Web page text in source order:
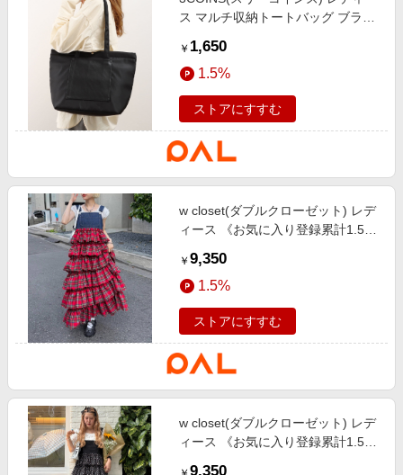
ス マルチ収納トートバッグ ブラッ
￥ 1,650
1.5%
ストアにすすむ
w closet(ダブルクローゼット) レデ
ィース 《お気に入り登録累計1.5万
ドジャンパースカート レッド
￥ 9,350
1.5%
ストアにすすむ
w closet(ダブルクローゼット) レデ
ィース 《お気に入り登録累計1.5万
9,350